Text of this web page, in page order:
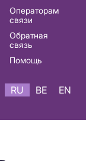
Операторам
связи
Обратная
связь
Помощь
RU BE EN